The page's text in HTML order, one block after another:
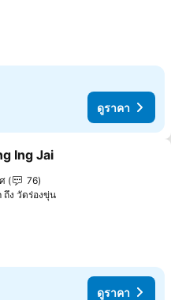
ดูราคา
ในรายการโปรด
Ing Jai
76
ถึง วัดร่องขุ่น
ดูราคา